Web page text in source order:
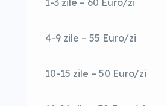
1-3 zile – 60 Euro/zi
4-9 zile – 55 Euro/zi
10-15 zile – 50 Euro/zi